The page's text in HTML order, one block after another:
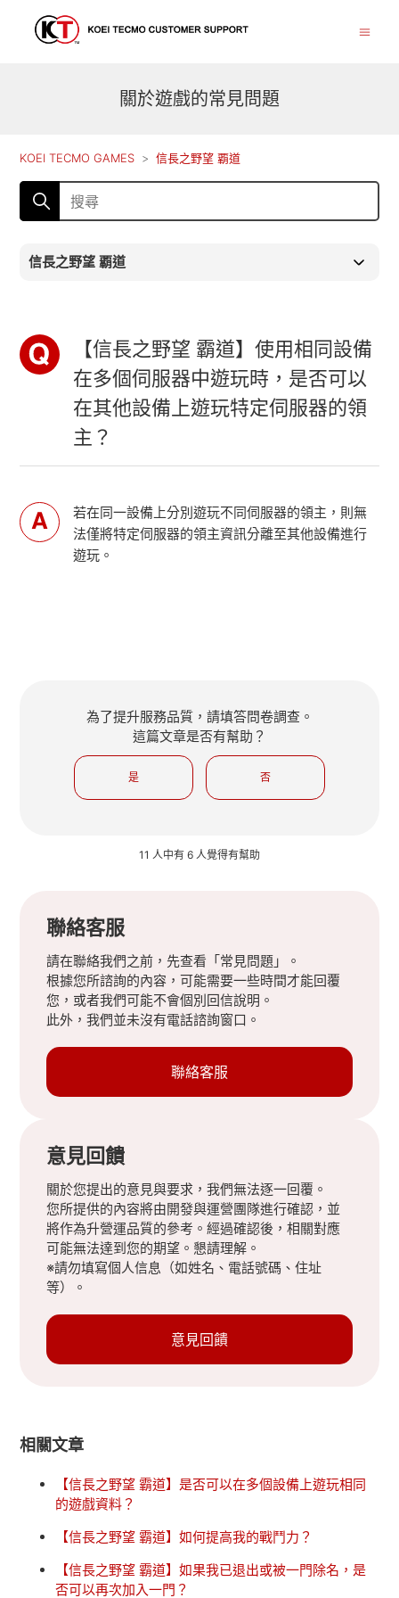
關於遊戲的常見問題
KOEI TECMO GAMES 信長之野望 覇道
信長之野望 覇道
【信長之野望 霸道】使用相同設備
在多個伺服器中遊玩時，是否可以
在其他設備上遊玩特定伺服器的領
主？
若在同一設備上分別遊玩不同伺服器的領主，則無
法僅將特定伺服器的領主資訊分離至其他設備進行
遊玩。
為了提升服務品質，請填答問卷調查。
這篇文章是否有幫助？
是 否
11 人中有 6 人覺得有幫助
聯絡客服
請在聯絡我們之前，先查看「常見問題」。
根據您所諮詢的內容，可能需要一些時間才能回覆
您，或者我們可能不會個別回信說明。
此外，我們並未沒有電話諮詢窗口。
聯絡客服
意見回饋
關於您提出的意見與要求，我們無法逐一回覆。
您所提供的內容將由開發與運營團隊進行確認，並
將作為升營運品質的參考。經過確認後，相關對應
可能無法達到您的期望。懇請理解。
※請勿填寫個人信息（如姓名、電話號碼、住址
等）。
意見回饋
相關文章
【信長之野望 霸道】是否可以在多個設備上遊玩相同
的遊戲資料？
【信長之野望 霸道】如何提高我的戰鬥力？
【信長之野望 霸道】如果我已退出或被一門除名，是
否可以再次加入一門？